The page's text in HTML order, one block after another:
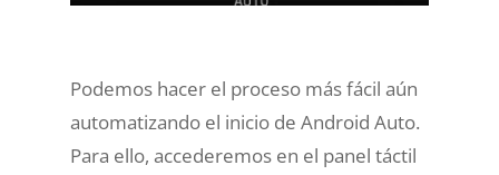
Podemos hacer el proceso más fácil aún
automatizando el inicio de Android Auto.
Para ello, accederemos en el panel táctil